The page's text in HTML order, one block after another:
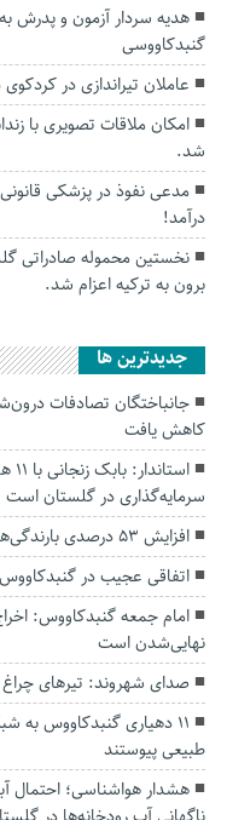
هدیه سردار آزمون و پدرش
گنبدکاووسی
عاملان تیراندازی در
امکان ملاقات تصویری با
شد.
مدعی نفوذ در پزشکی
درآمد!
نخستین محموله صادراتی
برون به ترکیه اعزام شد.
جديدترين ها
کاهش یافت
سرمایه‌گذاری در گلستان است
افزایش ۵۳ درصدی بارندگی‌ها در گلستان
اتفاقی عجیب در‌
امام جمعه گنبدکاووس:
نهایی‌شدن است
صدای شهروند: تیرهای
۱۱ دهیاری گنبدکاووس
طبیعی پیوستند
هشدار هواشناسی؛ احتمال